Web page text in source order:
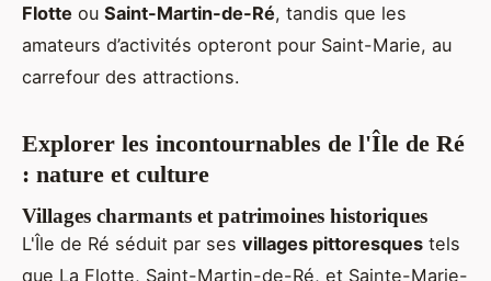
Flotte ou Saint-Martin-de-Ré, tandis que les
amateurs d’activités opteront pour Saint-Marie, au
carrefour des attractions.
Explorer les incontournables de l'Île de Ré
: nature et culture
Villages charmants et patrimoines historiques
L'Île de Ré séduit par ses villages pittoresques tels
que La Flotte, Saint-Martin-de-Ré, et Sainte-Marie-